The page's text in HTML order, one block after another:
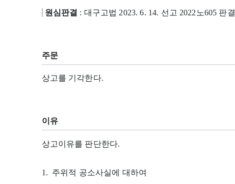
원심판결 : 대구고법 2023. 6. 14. 선고 2022노605 판결
주문
상고를 기각한다.
이유
상고이유를 판단한다.
1. 주위적 공소사실에 대하여